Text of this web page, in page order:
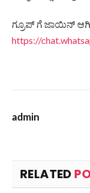
ಗ್ರೂಪ್ ಗೆ ಜಾಯಿನ್
https://
admin
RELATED